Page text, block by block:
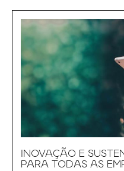
INOVAÇÃO E
PARA TODAS AS